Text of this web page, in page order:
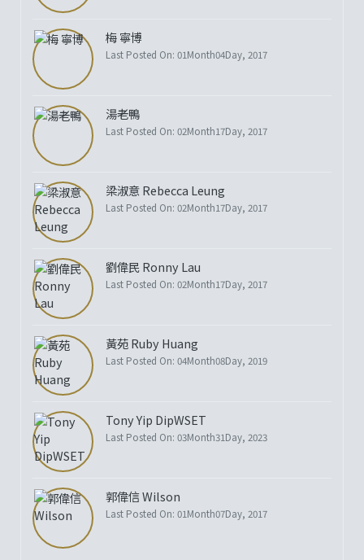
梅 寧博
Last Posted On: 01Month04Day, 2017
湯老鴨
Last Posted On: 02Month17Day, 2017
梁淑意 Rebecca Leung
Last Posted On: 02Month17Day, 2017
劉偉民 Ronny Lau
Last Posted On: 02Month17Day, 2017
黃苑 Ruby Huang
Last Posted On: 04Month08Day, 2019
Tony Yip DipWSET
Last Posted On: 03Month31Day, 2023
郭偉信 Wilson
Last Posted On: 01Month07Day, 2017